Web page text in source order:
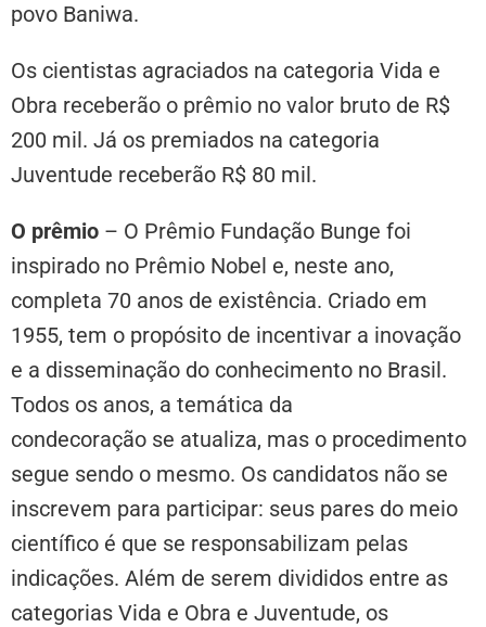
povo Baniwa.
Os cientistas agraciados na categoria Vida e
Obra receberão o prêmio no valor bruto de R$
200 mil. Já os premiados na categoria
Juventude receberão R$ 80 mil.
O prêmio – O Prêmio Fundação Bunge foi
inspirado no Prêmio Nobel e, neste ano,
completa 70 anos de existência. Criado em
1955, tem o propósito de incentivar a inovação
e a disseminação do conhecimento no Brasil.
Todos os anos, a temática da
condecoração se atualiza, mas o procedimento
segue sendo o mesmo. Os candidatos não se
inscrevem para participar: seus pares do meio
científico é que se responsabilizam pelas
indicações. Além de serem divididos entre as
categorias Vida e Obra e Juventude, os